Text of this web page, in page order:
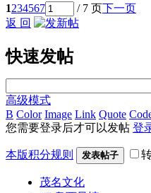
1234567 / 7 页下一页
返 回
快速发帖
高级模式
B Color Image Link Quote
您需要登录后才可以发帖 登
本版积分规则 发表帖子
茂名文化